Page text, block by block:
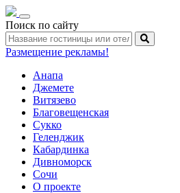
Toggle
navigation
Поиск по сайту
Размещение рекламы!
Анапа
Джемете
Витязево
Благовещенская
Сукко
Геленджик
Кабардинка
Дивноморск
Сочи
О проекте